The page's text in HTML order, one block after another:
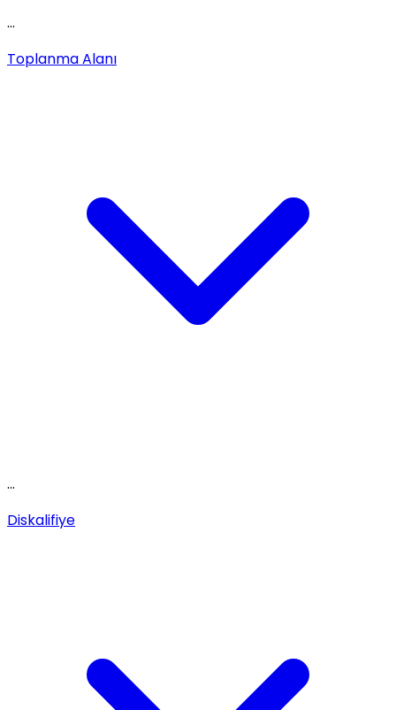
...
Toplanma Alanı
...
Diskalifiye